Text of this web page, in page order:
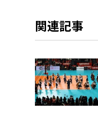
関連記事